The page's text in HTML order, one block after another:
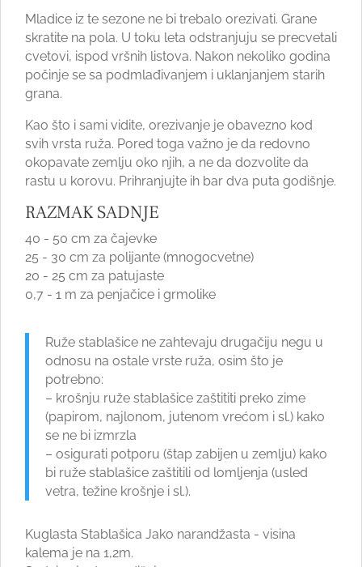
Mladice iz te sezone ne bi trebalo orezivati. Grane
skratite na pola. U toku leta odstranjuju se precvetali
cvetovi, ispod vršnih listova. Nakon nekoliko godina
počinje se sa podmlađivanjem i uklanjanjem starih
grana.
Kao što i sami vidite, orezivanje je obavezno kod
svih vrsta ruža. Pored toga važno je da redovno
okopavate zemlju oko njih, a ne da dozvolite da
rastu u korovu. Prihranjujte ih bar dva puta godišnje.
RAZMAK SADNJE
40 - 50 cm za čajevke
25 - 30 cm za polijante (mnogocvetne)
20 - 25 cm za patujaste
0,7 - 1 m za penjačice i grmolike
Ruže stablašice ne zahtevaju drugačiju negu u
odnosu na ostale vrste ruža, osim što je
potrebno:
– krošnju ruže stablašice zaštititi preko zime
(papirom, najlonom, jutenom vrećom i sl.) kako
se ne bi izmrzla
– osigurati potporu (štap zabijen u zemlju) kako
bi ruže stablašice zaštitili od lomljenja (usled
vetra, težine krošnje i sl.).
Kuglasta Stablašica Jako narandžasta - visina
kalema je na 1,2m.